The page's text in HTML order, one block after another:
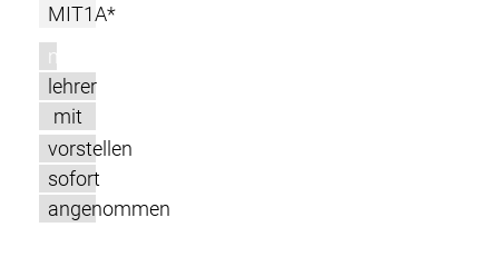
MIT1A*
m
lehrer
mit
vorstellen
sofort
angenommen